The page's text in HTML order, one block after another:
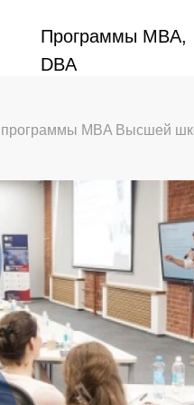
Программы MBA,
DBA
Программы MBA,
DBA
MBA Высшей